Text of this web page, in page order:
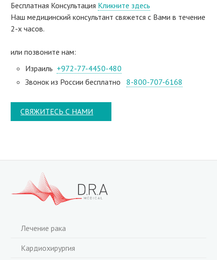
Бесплатная Консультация Кликните здесь
Наш медицинский консультант свяжeтся с Вами в течение
2-х часов.
или позвоните нам:
Израиль +972-77-4450-480
Звонок из России бесплатно8-800-707-6168
СВЯЖИТЕСЬ С НАМИ
Лечение рака
Кардиохирургия